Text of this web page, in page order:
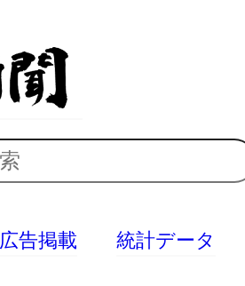
広告掲載 統計データ